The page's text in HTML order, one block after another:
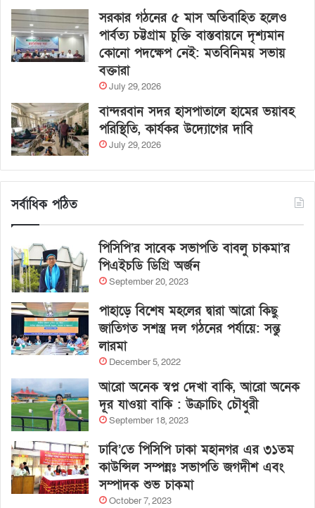
সরকার গঠনের ৫ মাস অতিবাহিত হলেও
পার্বত্য চট্টগ্রাম চুক্তি বাস্তবায়নে দৃশ্যমান
কোনো পদক্ষেপ নেই: মতবিনিময় সভায়
বক্তারা
July 29, 2026
বান্দরবান সদর হাসপাতালে হামের ভয়াবহ
পরিস্থিতি, কার্যকর উদ্যোগের দাবি
July 29, 2026
সর্বাধিক পঠিত
পিসিপি’র সাবেক সভাপতি বাবলু চাকমা’র
পিএইচডি ডিগ্রি অর্জন
September 20, 2023
পাহাড়ে বিশেষ মহলের দ্বারা আরো কিছু
জাতিগত সশস্ত্র দল গঠনের পর্যায়ে: সন্তু
লারমা
December 5, 2022
আরো অনেক স্বপ্ন দেখা বাকি, আরো অনেক
দূর যাওয়া বাকি : উক্রাচিং চৌধুরী
September 18, 2023
ঢাবি’তে পিসিপি ঢাকা মহানগর এর ৩১তম
কাউন্সিল সম্পন্নঃ সভাপতি জগদীশ এবং
সম্পাদক শুভ চাকমা
October 7, 2023